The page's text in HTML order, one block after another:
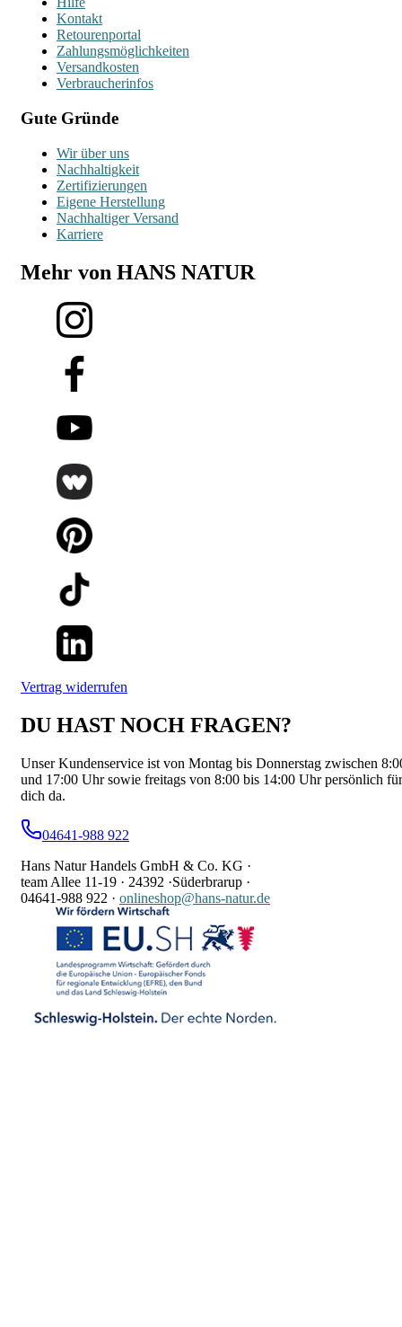
Kontakt
Retourenportal
Zahlungsmöglichkeiten
Versandkosten
Verbraucherinfos
Gute Gründe
Wir über uns
Nachhaltigkeit
Zertifizierungen
Eigene Herstellung
Nachhaltiger Versand
Karriere
Mehr von HANS NATUR
Vertrag widerrufen
DU HAST NOCH FRAGEN?
Unser Kundenservice ist von Montag bis Donnerstag zwischen
und 17:00 Uhr sowie freitags von 8:00 bis 14:00 Uhr persönlich für
dich da.
04641-988 922
Hans Natur Handels GmbH & Co. KG ·
team Allee 11-19 · 24392 ·Süderbrarup ·
04641-988 922 · onlineshop@hans-natur.de